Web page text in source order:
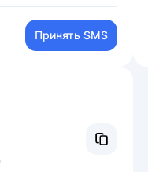
Принять SMS